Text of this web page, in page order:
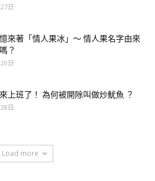
日
來著「情人果冰」～ 情人果名字由來
？
日
上班了！ 為何被開除叫做炒魷魚 ？
日
Load more